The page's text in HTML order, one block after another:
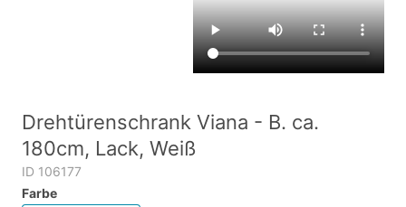
Drehtürenschrank Viana - B. ca.
180cm, Lack, Weiß
ID 106177
Farbe